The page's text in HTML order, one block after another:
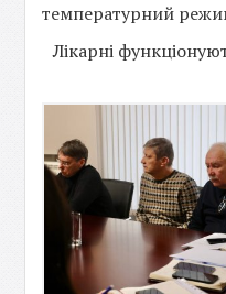
температурний
Лікарні